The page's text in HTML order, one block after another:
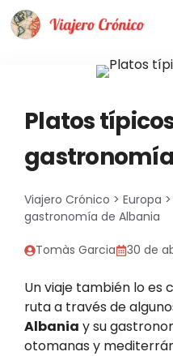
Saltar
Platos
Viajero Crónico > Europa >
gastronomía de Albania
Tomàs Garcia 30 de
Un viaje también lo es
ruta a través de
Albania y su
otomanas y